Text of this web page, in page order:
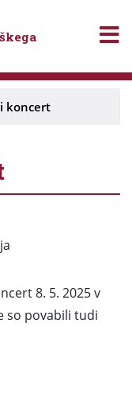
koncert
8. 5. 2025 v
so povabili tudi